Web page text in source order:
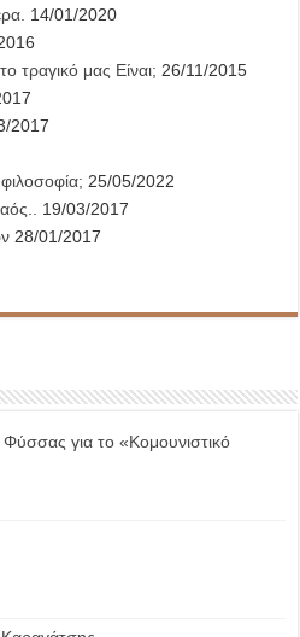
14/01/2020
τραγικό μας Είναι; 26/11/2015
2017
25/05/2022
19/03/2017
28/01/2017
για το «Κομουνιστικό